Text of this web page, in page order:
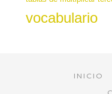
vocabulario
INICIO